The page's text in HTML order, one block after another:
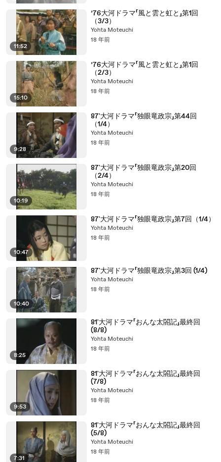
11:52
’76大河ドラマ「風と雲と虹と」第1回
（3/3）
Yohta Moteuchi
18 年前
15:10
’76大河ドラマ「風と雲と虹と」第1回
（2/3）
Yohta Moteuchi
18 年前
9:28
87'大河ドラマ「独眼竜政宗」第44回
（1/4）
Yohta Moteuchi
18 年前
10:19
87'大河ドラマ「独眼竜政宗」第20回
（2/4）
Yohta Moteuchi
18 年前
10:47
87'大河ドラマ「独眼竜政宗」第7回（1/4）
Yohta Moteuchi
18 年前
10:40
87'大河ドラマ「独眼竜政宗」第3回 (1/4)
Yohta Moteuchi
18 年前
8:25
81'大河ドラマ「おんな太閤記」最終回
(8/8)
Yohta Moteuchi
18 年前
9:53
81'大河ドラマ「おんな太閤記」最終回
(7/8)
Yohta Moteuchi
18 年前
7:31
81'大河ドラマ「おんな太閤記」最終回
(5/8)
Yohta Moteuchi
18 年前